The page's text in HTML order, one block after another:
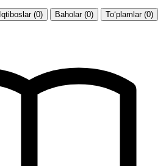
Iqtiboslar (0) Baholar (0) To‘plamlar (0)